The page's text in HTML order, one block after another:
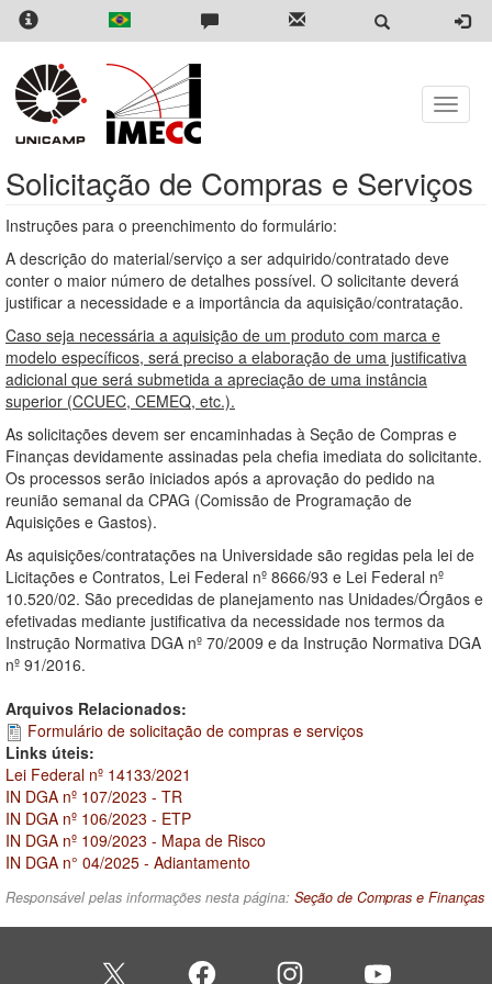
Skip
content
Toggle
Solicitação de Compras e Serviços
Instruções para o preenchimento do formulário:
A descrição do material/serviço a ser adquirido/contratado deve
conter o maior número de detalhes possível. O solicitante deverá
justificar a necessidade e a importância da aquisição/contratação.
Caso seja necessária a aquisição de um produto com marca e
modelo específicos, será preciso a elaboração de uma justificativa
adicional que será submetida a apreciação de uma instância
superior (CCUEC, CEMEQ, etc.).
As solicitações devem ser encaminhadas à Seção de Compras e
Finanças devidamente assinadas pela chefia imediata do solicitante.
Os processos serão iniciados após a aprovação do pedido na
reunião semanal da CPAG (Comissão de Programação de
Aquisições e Gastos).
As aquisições/contratações na Universidade são regidas pela lei de
Licitações e Contratos, Lei Federal nº 8666/93 e Lei Federal nº
10.520/02. São precedidas de planejamento nas Unidades/Órgãos e
efetivadas mediante justificativa da necessidade nos termos da
Instrução Normativa DGA nº 70/2009 e da Instrução Normativa DGA
nº 91/2016.
Arquivos Relacionados:
Formulário de solicitação de compras e serviços
Links úteis:
Lei Federal nº 14133/2021
IN DGA nº 107/2023 - TR
IN DGA nº 106/2023 - ETP
IN DGA nº 109/2023 - Mapa de Risco
IN DGA n° 04/2025 - Adiantamento
Responsável pelas informações nesta página: Seção de Compras e Finanças